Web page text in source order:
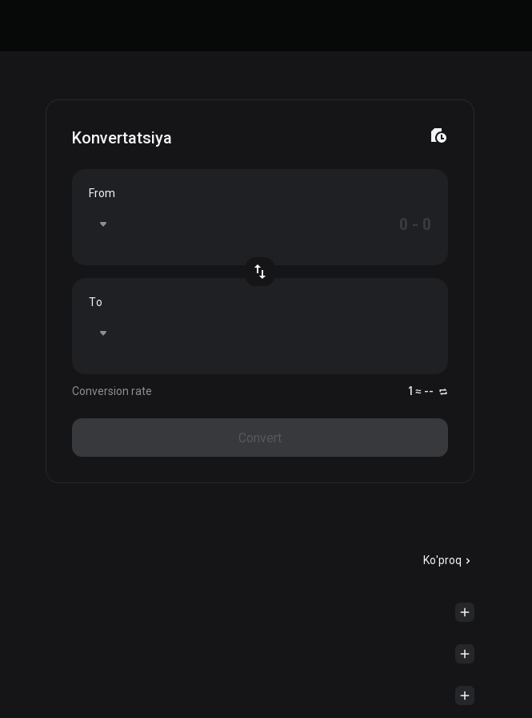
Konvertatsiya
From
To
Conversion rate 1 ≈ --
Convert
Ko'proq